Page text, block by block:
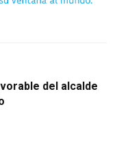
del alcalde